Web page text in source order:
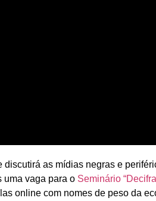
as mídias negras e
uma vaga para o Seminário
online com nomes de peso da